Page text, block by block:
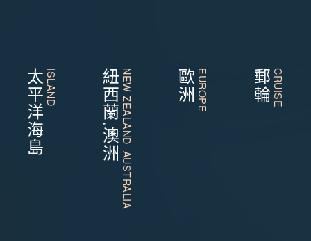
太平洋海島ISLAND 紐西蘭.澳洲NEW ZEALAND AUSTRALIA 歐洲EUROPE 郵輪CRUISE